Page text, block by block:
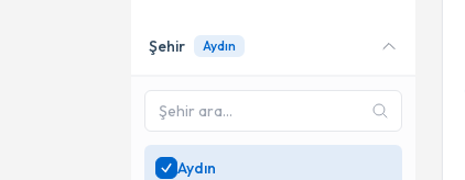
Online danışmanlık sunan
SadeceAydın
uzman ara
Şehir Aydın
Aydın